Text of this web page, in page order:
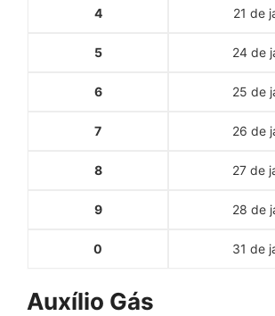
4 21 de
5 24 de
6 25 de
7 26 de
8 27 de
9 28 de
0 31 de
Auxílio Gás